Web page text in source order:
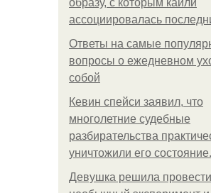
образу, с которым кайли
ассоциировалась
Ответы на самые
вопросы о ежедневном
собой
Кевин спейси заявил, что
многолетние судебные
разбирательства
уничтожили его состояние.
Девушка решила провести